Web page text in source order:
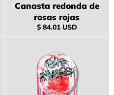
Canasta redonda de
rosas rojas
Precio
habitual
$ 84.01 USD